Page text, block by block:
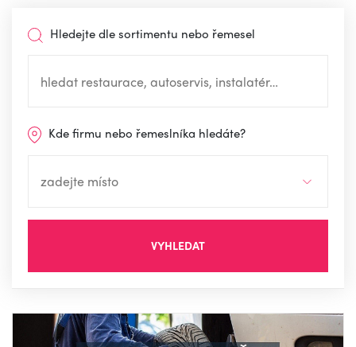
Hledejte dle sortimentu nebo řemesel
Kde firmu nebo řemeslníka hledáte?
VYHLEDAT